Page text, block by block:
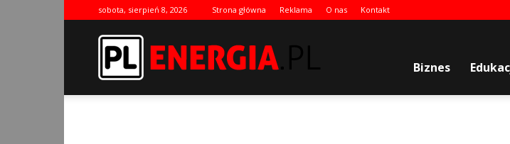
sobota, sierpień 8, 2026 Strona główna Reklama O nas Kontakt
Biznes